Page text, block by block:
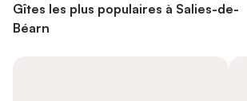
Gîtes les plus populaires à Salies-de-
Béarn